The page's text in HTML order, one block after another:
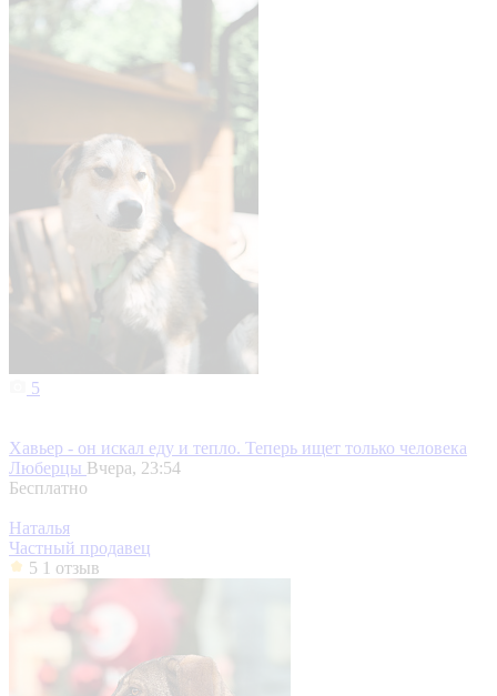
5
Хавьер - он искал еду и тепло. Теперь ищет только человека
Люберцы Вчера, 23:54
Бесплатно
Наталья
Частный продавец
5 1 отзыв